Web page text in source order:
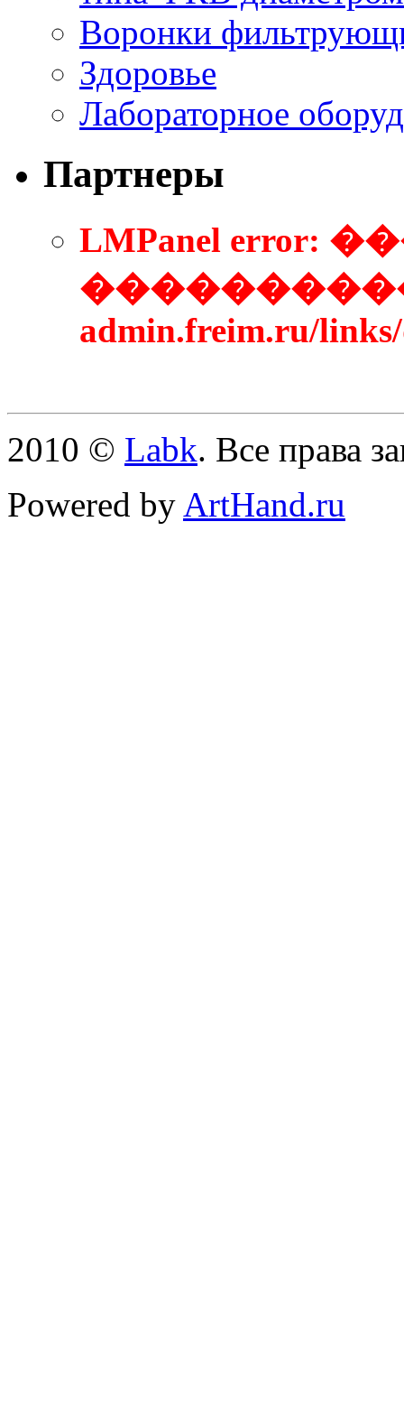
Воронки
Здоровье
Лабораторное
Партнеры
LMPanel
admin.freim.ru/
2010 © Labk. Все права
Powered by ArtHand.ru